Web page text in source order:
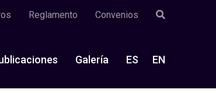
Reglamento Convenios
Galería ES EN